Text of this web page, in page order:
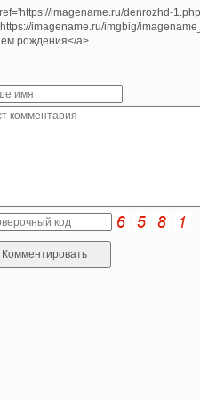
imagename.ru/denrozhd-
imagename.ru/imgbig/
рождения</a>